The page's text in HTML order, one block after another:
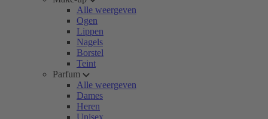
Alle weergeven
Ogen
Lippen
Nagels
Borstel
Teint
Parfum
Alle weergeven
Dames
Heren
Unisex